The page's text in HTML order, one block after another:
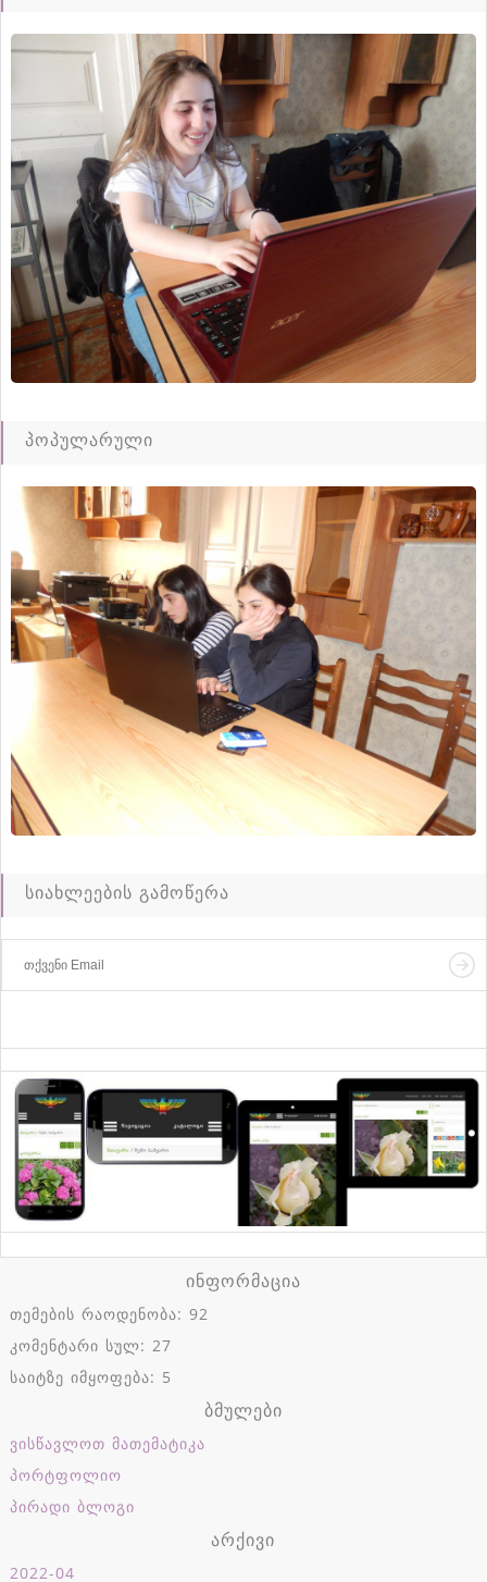
პოპულარული
სიახლეების გამოწერა
ინფორმაცია
თემების რაოდენობა: 92
კომენტარი სულ: 27
საიტზე იმყოფება: 5
ბმულები
ვისწავლოთ მათემატიკა
პორტფოლიო
პირადი ბლოგი
არქივი
2022-04